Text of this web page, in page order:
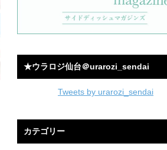
★ウラロジ仙台＠urarozi_sendai
Tweets by urarozi_sendai
カテゴリー